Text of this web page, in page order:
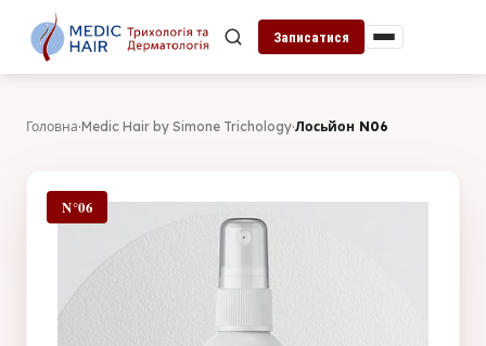
Записатися
Головна·Medic Hair by Simone Trichology·Лосьйон N06
N°06